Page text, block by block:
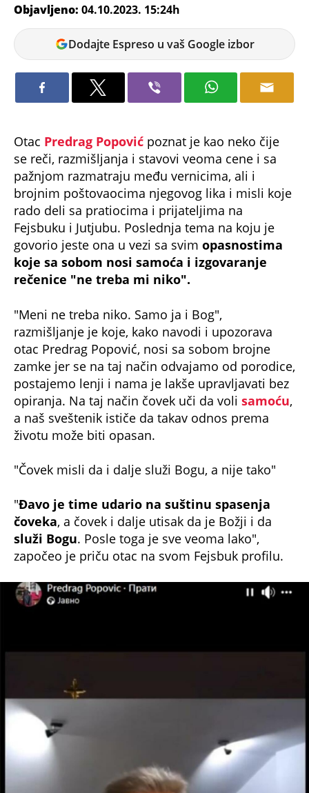
Objavljeno: 04.10.2023. 15:24h
Jovana
Vojinović Dodajte Espreso u vaš Google izbor
Otac Predrag Popović poznat je kao neko čije
se reči, razmišljanja i stavovi veoma cene i sa
pažnjom razmatraju među vernicima, ali i
brojnim poštovaocima njegovog lika i misli koje
rado deli sa pratiocima i prijateljima na
Fejsbuku i Jutjubu. Poslednja tema na koju je
govorio jeste ona u vezi sa svim opasnostima
koje sa sobom nosi samoća i izgovaranje
rečenice "ne treba mi niko".
"Meni ne treba niko. Samo ja i Bog",
razmišljanje je koje, kako navodi i upozorava
otac Predrag Popović, nosi sa sobom brojne
zamke jer se na taj način odvajamo od porodice,
postajemo lenji i nama je lakše upravljavati bez
opiranja. Na taj način čovek uči da voli samoću,
a naš sveštenik ističe da takav odnos prema
životu može biti opasan.
"Čovek misli da i dalje služi Bogu, a nije tako"
"Đavo je time udario na suštinu spasenja
čoveka, a čovek i dalje utisak da je Božji i da
služi Bogu. Posle toga je sve veoma lako",
započeo je priču otac na svom Fejsbuk profilu.